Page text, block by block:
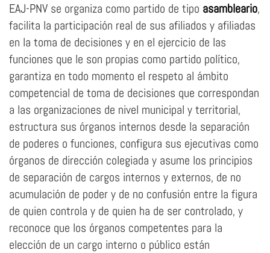
EAJ-PNV se organiza como partido de tipo asambleario,
facilita la participación real de sus afiliados y afiliadas
en la toma de decisiones y en el ejercicio de las
funciones que le son propias como partido político,
garantiza en todo momento el respeto al ámbito
competencial de toma de decisiones que correspondan
a las organizaciones de nivel municipal y territorial,
estructura sus órganos internos desde la separación
de poderes o funciones, configura sus ejecutivas como
órganos de dirección colegiada y asume los principios
de separación de cargos internos y externos, de no
acumulación de poder y de no confusión entre la figura
de quien controla y de quien ha de ser controlado, y
reconoce que los órganos competentes para la
elección de un cargo interno o público están